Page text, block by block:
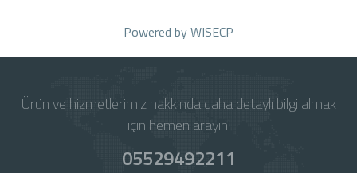
Powered byWISECP
Ürün ve hizmetlerimiz hakkında daha detaylı bilgi almak
için hemen arayın.
05529492211